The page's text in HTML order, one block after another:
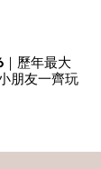
歷年最大
朋友一齊玩